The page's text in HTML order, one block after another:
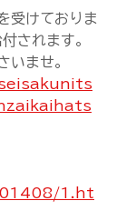
受けておりま
されます。
いませ。
1.ht